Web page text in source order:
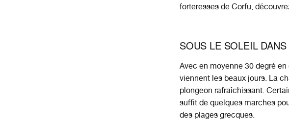
forteresses de Corfu,
SOUS LE SOLEIL
Avec en moyenne 30 degré
viennent les beaux jours. La
plongeon rafraîchissant.
suffit de quelques marches
des plages grecques.